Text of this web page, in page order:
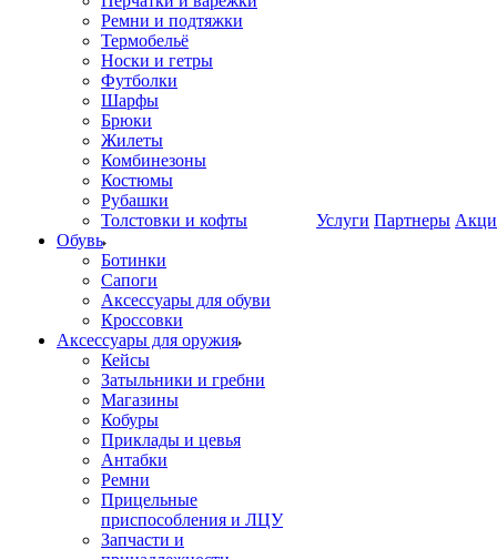
Ремни и подтяжки
Термобельё
Носки и гетры
Футболки
Шарфы
Брюки
Жилеты
Комбинезоны
Костюмы
Рубашки
Толстовки и кофты
Обувь
Ботинки
Сапоги
Аксессуары для обуви
Кроссовки
Аксессуары для оружия
Кейсы
Затыльники и гребни
Магазины
Кобуры
Приклады и цевья
Антабки
Ремни
Прицельные
приспособления и ЛЦУ
Запчасти и
Услуги Партнеры